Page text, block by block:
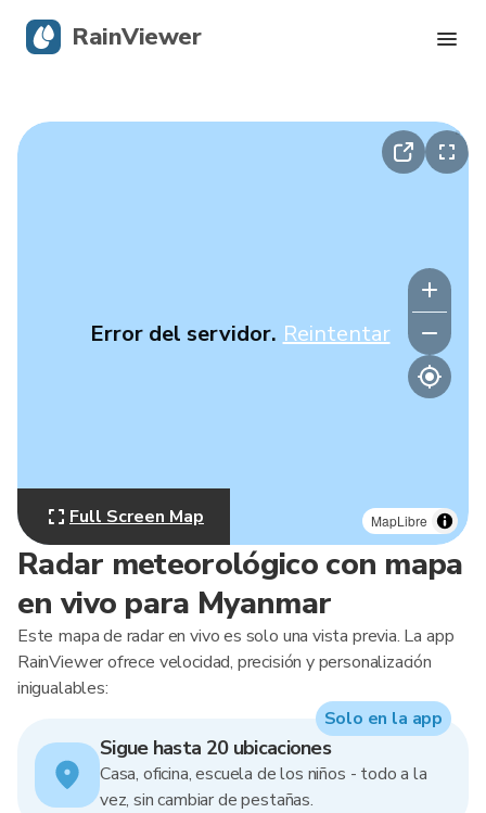
Radar meteorológico con mapa
en vivo para Myanmar
Este mapa de radar en vivo es solo una vista previa. La app
RainViewer ofrece velocidad, precisión y personalización
inigualables:
Sigue hasta 20 ubicaciones
Casa, oficina, escuela de los niños - todo a la
vez, sin cambiar de pestañas.
Solo en la app
MapLibre
Error del servidor. Reintentar
Full Screen Map
RainViewer